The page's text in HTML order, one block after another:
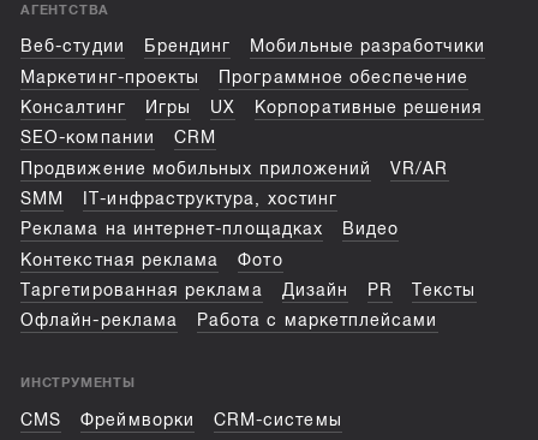
АГЕНТСТВА
Веб-студии Брендинг
Мобильные разработчики
Маркетинг-проекты
Программное обеспечение
Консалтинг
Игры UX
Корпоративные решения
SEO-компании
CRM
Продвижение мобильных приложений
VR/AR
SMM
IT-инфраструктура, хостинг
Реклама на интернет-площадках
Видео
Контекстная реклама
Фото
Таргетированная реклама
Дизайн PR
Тексты
Офлайн-реклама
Работа с маркетплейсами
ИНСТРУМЕНТЫ
CMS Фреймворки
CRM-системы